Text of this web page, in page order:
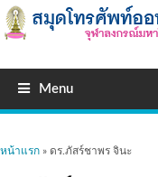
Menu
คุณอยู่ที่นี่
หน้าแรก » ดร.ภัสร์ชาพร จินะ